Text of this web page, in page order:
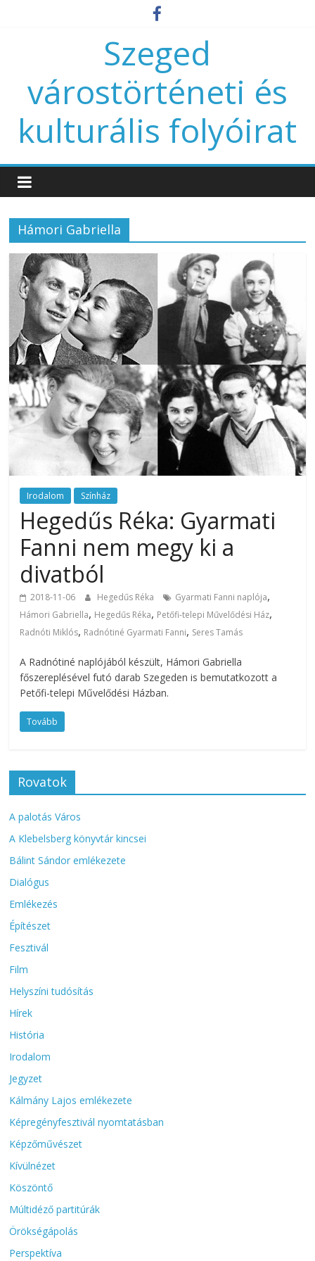
Szeged
várostörténeti és
kulturális folyóirat
Hámori Gabriella
Irodalom Színház
Hegedűs Réka: Gyarmati
Fanni nem megy ki a
divatból
2018-11-06 Hegedűs Réka Gyarmati Fanni naplója,
Hámori Gabriella, Hegedűs Réka, Petőfi-telepi Művelődési Ház,
Radnóti Miklós, Radnótiné Gyarmati Fanni, Seres Tamás
A Radnótiné naplójából készült, Hámori Gabriella
főszereplésével futó darab Szegeden is bemutatkozott a
Petőfi-telepi Művelődési Házban.
Tovább
Rovatok
A palotás Város
A Klebelsberg könyvtár kincsei
Bálint Sándor emlékezete
Dialógus
Emlékezés
Építészet
Fesztivál
Film
Helyszíni tudósítás
Hírek
História
Irodalom
Jegyzet
Kálmány Lajos emlékezete
Képregényfesztivál nyomtatásban
Képzőművészet
Kívülnézet
Köszöntő
Múltidéző partitúrák
Örökségápolás
Perspektíva